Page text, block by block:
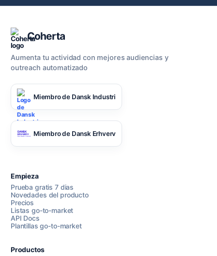
Coherta
Aumenta tu actividad con mejores audiencias y
outreach automatizado
Miembro de Dansk Industri
Miembro de Dansk Erhverv
Empieza
Prueba gratis 7 dias
Novedades del producto
Precios
Listas go-to-market
API Docs
Plantillas go-to-market
Productos